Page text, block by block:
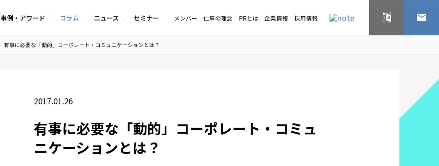
事例・アワード コラム ニュース セミナー メンバー 仕事の理念 PRとは 企業情報 採用情報 English お問い
有事に必要な「動的」コーポレート・コミュニケーションとは？
2017.01.26
有事に必要な「動的」コーポレート・コミュ
ニケーションとは？